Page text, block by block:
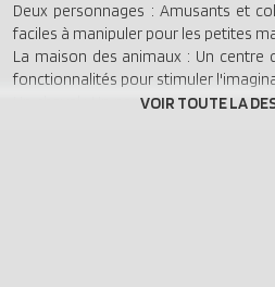
Deux personnages : Amusants et
faciles à manipuler pour les petites
La maison des animaux : Un centre
fonctionnalités pour stimuler
Un cheval : Un personnage peut